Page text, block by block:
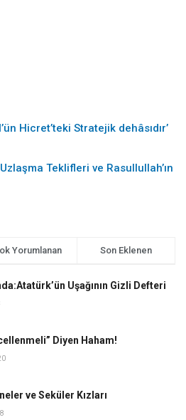
Hicret’teki Stratejik dehâsıdır’
Teklifleri ve Rasullullah’ın
Yorumlanan Son Eklenen
Uşağının Gizli Defteri
Diyen Haham!
ve Seküler Kızları